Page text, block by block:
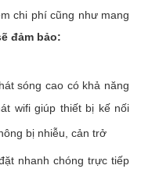
chi phí cũng như mang
đảm bảo:
sóng cao có khả năng
wifi giúp thiết bị kế nối
bị nhiễu, cản trở
nhanh chóng trực tiếp